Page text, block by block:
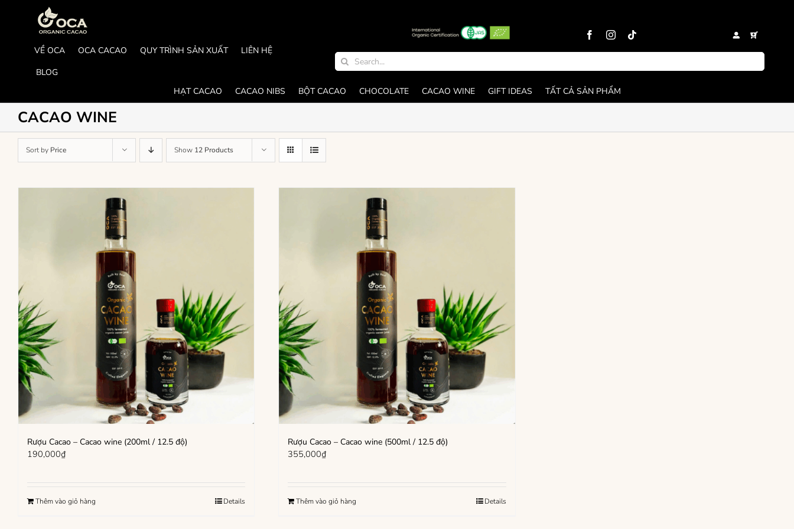
VỀ OCA OCA CACAO QUY TRÌNH SẢN XUẤT
LIÊN HỆ
BLOG
Search
for:
HẠT CACAO CACAO NIBS BỘT CACAO CHOCOLATE CACAO WINE GIFT IDEAS TẤT CẢ SẢN PHẨM
CACAO WINE
Sort by Price Show 12 Products
Rượu Cacao – Cacao wine (200ml / 12.5 độ)
190,000₫
Thêm vào giỏ hàng Details
Rượu Cacao – Cacao wine (500ml / 12.5 độ)
355,000₫
Thêm vào giỏ hàng Details